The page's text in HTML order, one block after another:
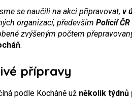
se naučili na akci připravovat, v
organizací, především Policií
zvýšeným počtem
.
přípravy
podle Kocháně už několik týdnů